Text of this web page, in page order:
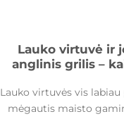
Lauko virtuvė ir
anglinis grilis –
Lauko virtuvės vis
mėgautis maisto